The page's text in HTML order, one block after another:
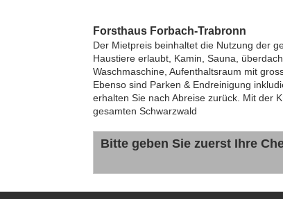
Forsthaus Forbach-Trabronn
Der Mietpreis beinhaltet die Nutzung der
Haustiere erlaubt, Kamin, Sauna,
Waschmaschine, Aufenthaltsraum mit
Ebenso sind Parken & Endreinigung
erhalten Sie nach Abreise zurück. Mit der
gesamten Schwarzwald
Bitte geben Sie zuerst Ihre